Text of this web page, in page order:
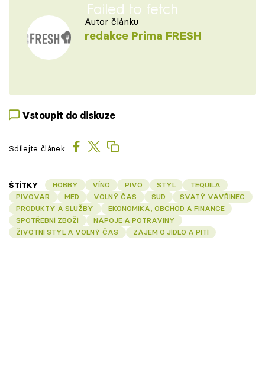
Failed to fetch
Autor článku
redakce Prima FRESH
Vstoupit do diskuze
Sdílejte článek
ŠTÍTKY HOBBY VÍNO PIVO STYL
TEQUILA
PIVOVAR
MED VOLNÝ ČAS SUD
SVATÝ VAVŘINEC
PRODUKTY A SLUŽBY
EKONOMIKA, OBCHOD A FINANCE
SPOTŘEBNÍ ZBOŽÍ
NÁPOJE A POTRAVINY
ŽIVOTNÍ STYL A VOLNÝ ČAS
ZÁJEM O JÍDLO A PITÍ